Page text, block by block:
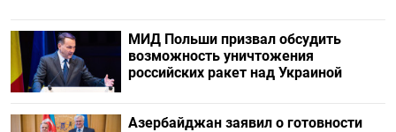
МИД Польши призвал обсудить
возможность уничтожения
российских ракет над Украиной
Азербайджан заявил о готовности